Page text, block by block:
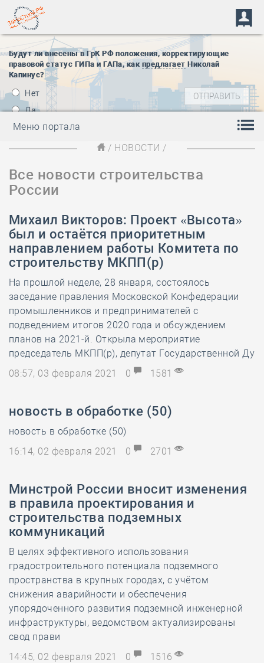
Будут ли внесены в ГрК РФ положения, корректирующие
правовой статус ГИПа и ГАПа, как предлагает Николай
Капинус?
Нет
Да
Меню портала
/ НОВОСТИ /
Все новости строительства
России
Михаил Викторов: Проект «Высота»
был и остаётся приоритетным
направлением работы Комитета по
строительству МКПП(р)
На прошлой неделе, 28 января, состоялось
заседание правления Московской Конфедерации
промышленников и предпринимателей с
подведением итогов 2020 года и обсуждением
планов на 2021-й. Открыла мероприятие
председатель МКПП(р), депутат Государственной Ду
08:57, 03 февраля 2021
0 1581
новость в обработке (50)
новость в обработке (50)
16:14, 02 февраля 2021
0 2701
Минстрой России вносит изменения
в правила проектирования и
строительства подземных
коммуникаций
В целях эффективного использования
градостроительного потенциала подземного
пространства в крупных городах, с учётом
снижения аварийности и обеспечения
упорядоченного развития подземной инженерной
инфраструктуры, ведомством актуализированы
свод прави
14:45, 02 февраля 2021
0 1516